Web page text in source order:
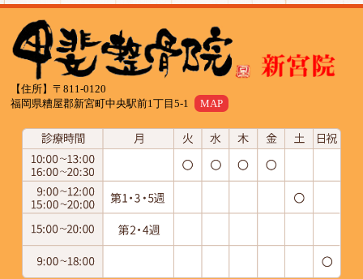
【住所】〒811-0120
福岡県糟屋郡新宮町中央駅前1丁目5-1
MAP